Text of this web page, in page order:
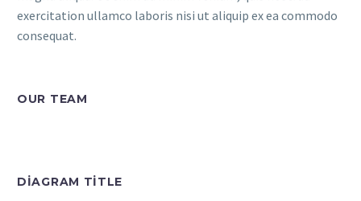
exercitation ullamco laboris nisi ut aliquip ex ea commodo
consequat.
OUR TEAM
DIAGRAM TITLE